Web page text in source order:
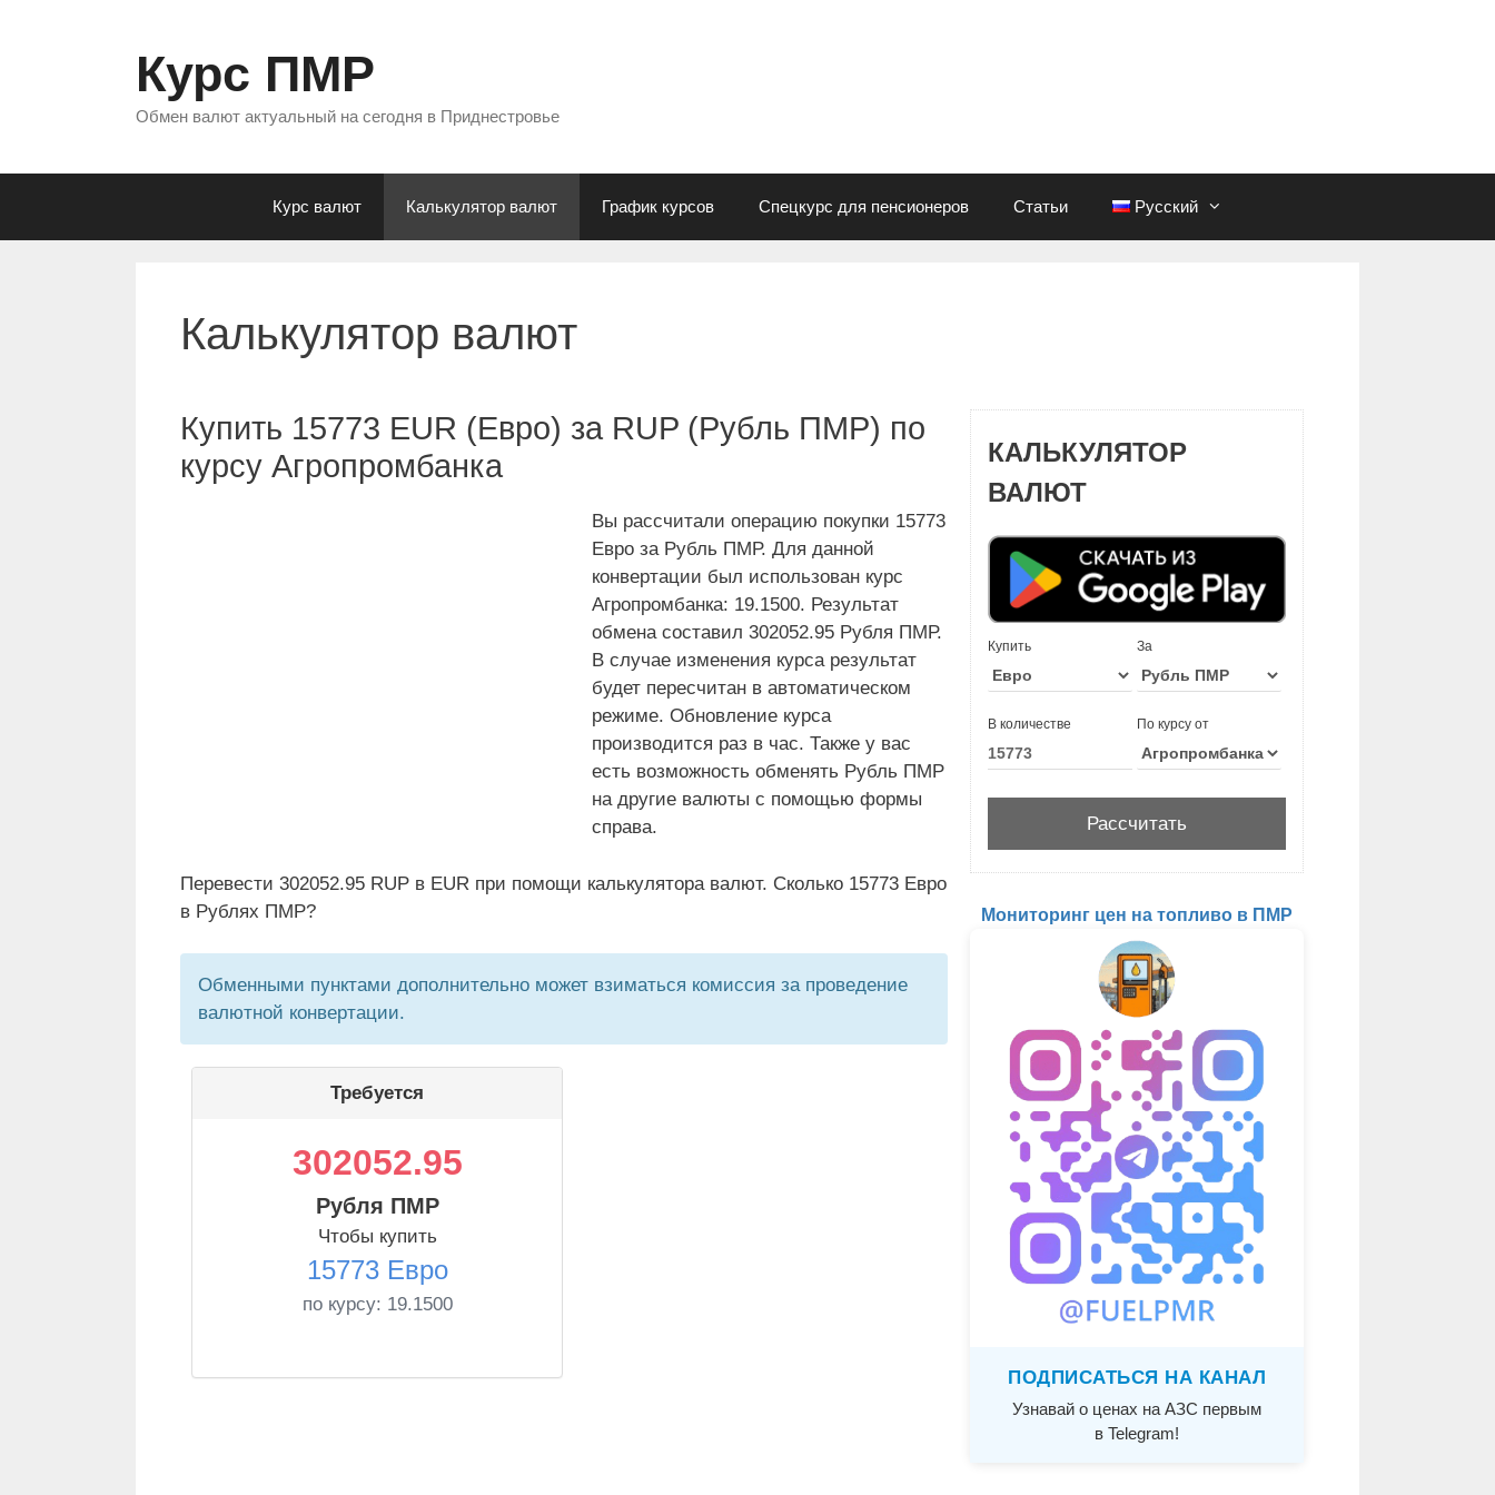
Курс ПМР
Обмен валют актуальный на сегодня в Приднестровье
Курс валют Калькулятор валют График курсов Спецкурс для пенсионеров Статьи Русский
Калькулятор валют
Купить 15773 EUR (Евро) за RUP (Рубль ПМР) по
курсу Агропромбанка
Вы рассчитали операцию покупки 15773
Евро за Рубль ПМР. Для данной
конвертации был использован курс
Агропромбанка: 19.1500. Результат
обмена составил 302052.95 Рубля ПМР.
В случае изменения курса результат
будет пересчитан в автоматическом
режиме. Обновление курса
производится раз в час. Также у вас
есть возможность обменять Рубль ПМР
на другие валюты с помощью формы
справа.
Перевести 302052.95 RUP в EUR при помощи калькулятора валют. Сколько 15773 Евро
в Рублях ПМР?
Обменными пунктами дополнительно может взиматься комиссия за проведение
валютной конвертации.
Требуется
302052.95
Рубля ПМР
Чтобы купить
15773 Евро
по курсу: 19.1500
КАЛЬКУЛЯТОР
ВАЛЮТ
Купить За
В количестве По курсу от
Мониторинг цен на топливо в ПМР
ПОДПИСАТЬСЯ НА КАНАЛ
Узнавай о ценах на АЗС первым
в Telegram!